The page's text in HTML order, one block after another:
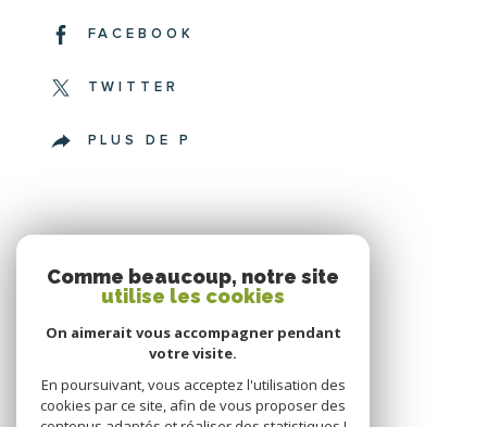
FACEBOOK
TWITTER
PLUS DE PARTAGE
SE CONNECTER
ESPACE PROPRIÉTAIRE
Comme beaucoup, notre site
utilise les cookies
On aimerait vous accompagner pendant
votre visite.
En poursuivant, vous acceptez l'utilisation des
cookies par ce site, afin de vous proposer des